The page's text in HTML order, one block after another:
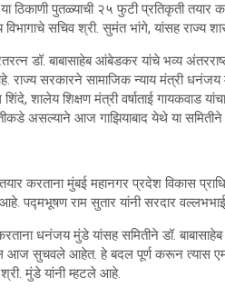
ठिकाणी पुतळ्याची २५ फुटी प्रतिकृती तयार
विभागाचे सचिव श्री. सुमंत भांगे, यांसह राज्य
डॉ. बाबासाहेब आंबेडकर यांचे भव्य
राज्य सरकारने सामाजिक न्याय मंत्री
शालेय शिक्षण मंत्री वर्षाताई गायकवाड
असल्याने आज गाझियाबाद येथे या
करताना मुंबई महानगर प्रदेश विकास
पद्मभूषण राम सुतार यांनी सरदार
धनंजय मुंडे यांसह समितीने डॉ.
आज सुचवले आहेत. हे बदल पूर्ण करून त्यास
मुंडे यांनी म्हटले आहे.